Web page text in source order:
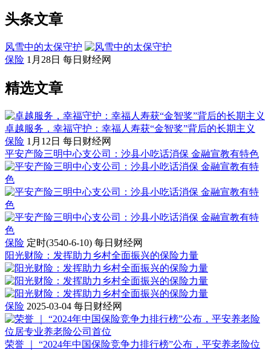
头条文章
风雪中的太保守护
保险 1月28日 每日财经网
精选文章
卓越服务，幸福守护：幸福人寿获“金智奖”背后的长期主义
保险 1月12日 每日财经网
平安产险三明中心支公司：沙县小吃话消保 金融宣教有特色
保险 定时(3540-6-10) 每日财经网
阳光财险：发挥助力乡村全面振兴的保险力量
保险 2025-03-04 每日财经网
荣誉 ｜ “2024年中国保险竞争力排行榜”公布，平安养老险位